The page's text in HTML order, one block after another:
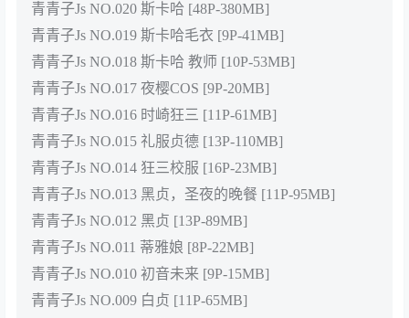
青青子Js NO.020 斯卡哈 [48P-380MB]
青青子Js NO.019 斯卡哈毛衣 [9P-41MB]
青青子Js NO.018 斯卡哈 教师 [10P-53MB]
青青子Js NO.017 夜樱COS [9P-20MB]
青青子Js NO.016 时崎狂三 [11P-61MB]
青青子Js NO.015 礼服贞德 [13P-110MB]
青青子Js NO.014 狂三校服 [16P-23MB]
青青子Js NO.013 黑贞，圣夜的晚餐 [11P-95MB]
青青子Js NO.012 黑贞 [13P-89MB]
青青子Js NO.011 蒂雅娘 [8P-22MB]
青青子Js NO.010 初音未来 [9P-15MB]
青青子Js NO.009 白贞 [11P-65MB]